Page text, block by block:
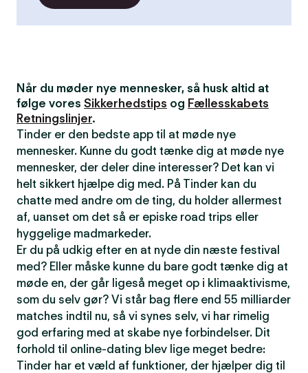
Når du møder nye mennesker, så husk altid at
følge vores Sikkerhedstips og Fællesskabets
Retningslinjer.
Tinder er den bedste app til at møde nye
mennesker. Kunne du godt tænke dig at møde nye
mennesker, der deler dine interesser? Det kan vi
helt sikkert hjælpe dig med. På Tinder kan du
chatte med andre om de ting, du holder allermest
af, uanset om det så er episke road trips eller
hyggelige madmarkeder.
Er du på udkig efter en at nyde din næste festival
med? Eller måske kunne du bare godt tænke dig at
møde en, der går ligeså meget op i klimaaktivisme,
som du selv gør? Vi står bag flere end 55 milliarder
matches indtil nu, så vi synes selv, vi har rimelig
god erfaring med at skabe nye forbindelser. Dit
forhold til online-dating blev lige meget bedre:
Tinder har et væld af funktioner, der hjælper dig til